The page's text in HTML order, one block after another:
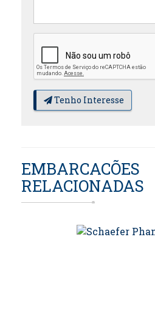
Tenho Interesse
EMBARCACÕES
RELACIONADAS